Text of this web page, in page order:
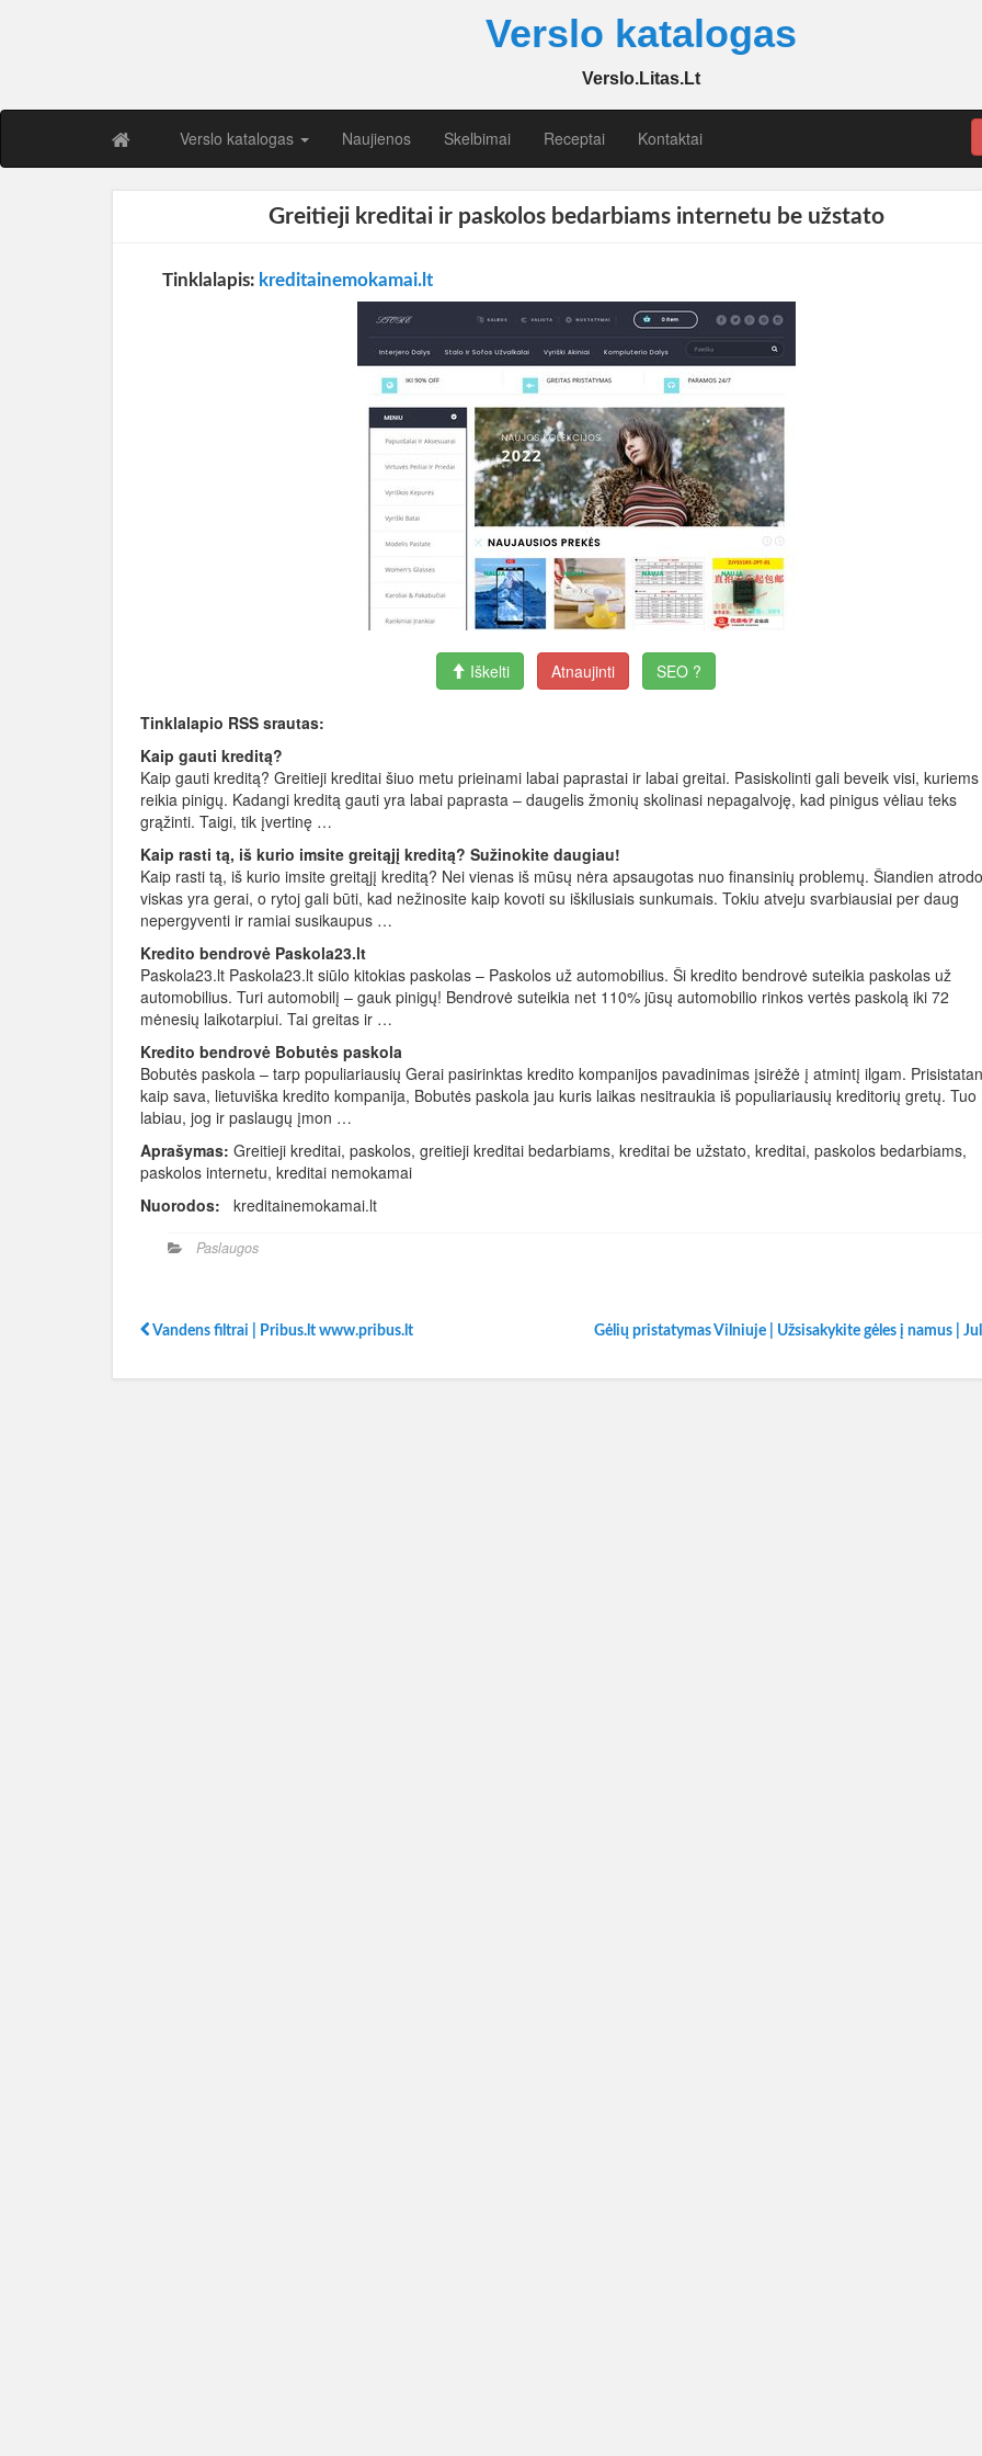
Verslo katalogas
Verslo.Litas.Lt
Verslo katalogas Naujienos Skelbimai Receptai Kontaktai
Greitieji kreditai ir paskolos bedarbiams internetu be užstato
Tinklalapis: kreditainemokamai.lt
Iškelti Atnaujinti SEO ?
Tinklalapio RSS srautas:
Kaip gauti kreditą?
Kaip gauti kreditą? Greitieji kreditai šiuo metu prieinami labai paprastai ir labai greitai. Pasiskolinti gali beveik visi, kuriems
reikia pinigų. Kadangi kreditą gauti yra labai paprasta – daugelis žmonių skolinasi nepagalvoję, kad pinigus vėliau teks
grąžinti. Taigi, tik įvertinę …
Kaip rasti tą, iš kurio imsite greitąjį kreditą? Sužinokite daugiau!
Kaip rasti tą, iš kurio imsite greitąjį kreditą? Nei vienas iš mūsų nėra apsaugotas nuo finansinių problemų. Šiandien atrodo
viskas yra gerai, o rytoj gali būti, kad nežinosite kaip kovoti su iškilusiais sunkumais. Tokiu atveju svarbiausiai per daug
nepergyventi ir ramiai susikaupus …
Kredito bendrovė Paskola23.lt
Paskola23.lt Paskola23.lt siūlo kitokias paskolas – Paskolos už automobilius. Ši kredito bendrovė suteikia paskolas už
automobilius. Turi automobilį – gauk pinigų! Bendrovė suteikia net 110% jūsų automobilio rinkos vertės paskolą iki 72
mėnesių laikotarpiui. Tai greitas ir …
Kredito bendrovė Bobutės paskola
Bobutės paskola – tarp populiariausių Gerai pasirinktas kredito kompanijos pavadinimas įsirėžė į atmintį ilgam.
kaip sava, lietuviška kredito kompanija, Bobutės paskola jau kuris laikas nesitraukia iš populiariausių kreditorių gretų. Tuo
labiau, jog ir paslaugų įmon …
Aprašymas: Greitieji kreditai, paskolos, greitieji kreditai bedarbiams, kreditai be užstato, kreditai, paskolos bedarbiams,
paskolos internetu, kreditai nemokamai
Nuorodos: kreditainemokamai.lt
Paslaugos
Vandens filtrai | Pribus.lt www.pribus.lt Gėlių pristatymas Vilniuje | Užsisakykite gėles į namus |